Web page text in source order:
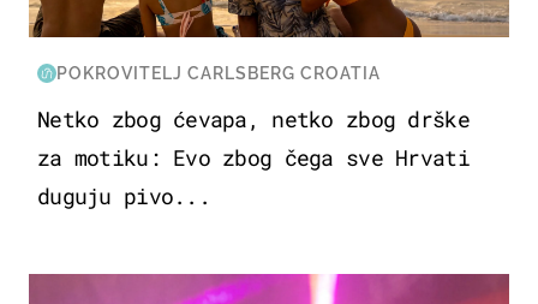
POKROVITELJ CARLSBERG CROATIA
Netko zbog ćevapa, netko zbog drške
za motiku: Evo zbog čega sve Hrvati
duguju pivo...
KULTURA & ZABAVA